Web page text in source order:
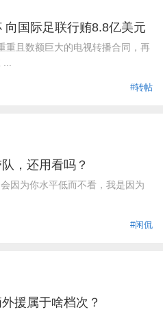
国际足联行贿8.8亿美元
重且数额巨大的电视转播合同，再
#转帖
，还用看吗？
因为你水平低而不看，我是因为
#闲侃
援属于啥档次？